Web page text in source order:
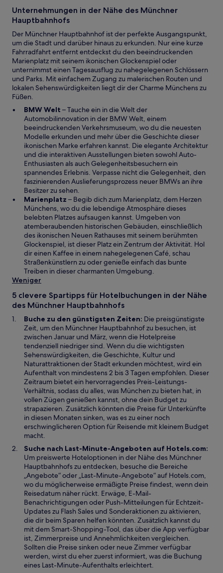
e
F
n
s
t
e
r
g
e
ö
n
e
t
Unternehmungen in der Nähe des Münchner
Hauptbahnhofs
Der Münchner Hauptbahnhof ist der perfekte Ausgangspunkt,
um die Stadt und darüber hinaus zu erkunden. Nur eine kurze
Fahrradfahrt entfernt entdeckst du den beeindruckenden
Marienplatz mit seinem ikonischen Glockenspiel oder
unternimmst einen Tagesausflug zu nahegelegenen Schlössern
und Parks. Mit einfachem Zugang zu malerischen Routen und
lokalen Sehenswürdigkeiten liegt dir der Charme Münchens zu
Füßen.
BMW Welt W
i
r
d
i
n
e
i
n
e
m
n
e
u
e
n
F
e
n
e
r
g
e
ö
f
f
n
e
t
– Tauche ein in die Welt der
Automobilinnovation in der BMW Welt, einem
beeindruckenden Verkehrsmuseum, wo du die neuesten
Modelle erkunden und mehr über die Geschichte dieser
ikonischen Marke erfahren kannst. Die elegante Architektur
und die interaktiven Ausstellungen bieten sowohl Auto-
Enthusiasten als auch Gelegenheitsbesuchern ein
spannendes Erlebnis. Verpasse nicht die Gelegenheit, den
faszinierenden Auslieferungsprozess neuer BMWs an ihre
Besitzer zu sehen.
Marienplatz W
i
r
d
i
n
e
i
n
n
e
e
n
F
e
n
s
t
e
r
g
e
ö
f
n
e
t
– Begib dich zum Marienplatz, dem Herzen
Münchens, wo du die lebendige Atmosphäre dieses
belebten Platzes aufsaugen kannst. Umgeben von
atemberaubenden historischen Gebäuden, einschließlich
des ikonischen Neuen Rathauses mit seinem berühmten
Glockenspiel, ist dieser Platz ein Zentrum der Aktivität. Hol
dir einen Kaffee in einem nahegelegenen Café, schau
Straßenkünstlern zu oder genieße einfach das bunte
Treiben in dieser charmanten Umgebung.
Weniger
5 clevere Spartipps für Hotelbuchungen in der Nähe
des Münchner Hauptbahnhofs
Buche zu den günstigsten Zeiten: Die preisgünstigste
Zeit, um den Münchner Hauptbahnhof zu besuchen, ist
zwischen Januar und März, wenn die Hotelpreise
tendenziell niedriger sind. Wenn du die wichtigsten
Sehenswürdigkeiten, die Geschichte, Kultur und
Naturattraktionen der Stadt erkunden möchtest, wird ein
Aufenthalt von mindestens 2 bis 3 Tagen empfohlen. Dieser
Zeitraum bietet ein hervorragendes Preis-Leistungs-
Verhältnis, sodass du alles, was München zu bieten hat, in
vollen Zügen genießen kannst, ohne dein Budget zu
strapazieren. Zusätzlich könnten die Preise für Unterkünfte
in diesen Monaten sinken, was es zu einer noch
erschwinglicheren Option für Reisende mit kleinem Budget
macht.
Suche nach Last-Minute-Angeboten auf Hotels.com:
Um preiswerte Hoteloptionen in der Nähe des Münchner
Hauptbahnhofs zu entdecken, besuche die Bereiche
„Angebote“ oder „Last-Minute-Angebote“ auf Hotels.com,
wo du möglicherweise ermäßigte Preise findest, wenn dein
Reisedatum näher rückt. Erwäge, E-Mail-
Benachrichtigungen oder Push-Mitteilungen für Echtzeit-
Updates zu Flash Sales und Sonderaktionen zu aktivieren,
die dir beim Sparen helfen könnten. Zusätzlich kannst du
mit dem Smart-Shopping-Tool, das über die App verfügbar
ist, Zimmerpreise und Annehmlichkeiten vergleichen.
Sollten die Preise sinken oder neue Zimmer verfügbar
werden, wirst du eher zuerst informiert, was die Buchung
eines Last-Minute-Aufenthalts erleichtert.